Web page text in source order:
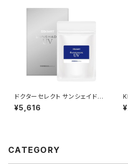
ドクターセレクト サンシェイドU
V 10.86g（362mg×30カプセ
ル）
¥5,616
CATEGORY